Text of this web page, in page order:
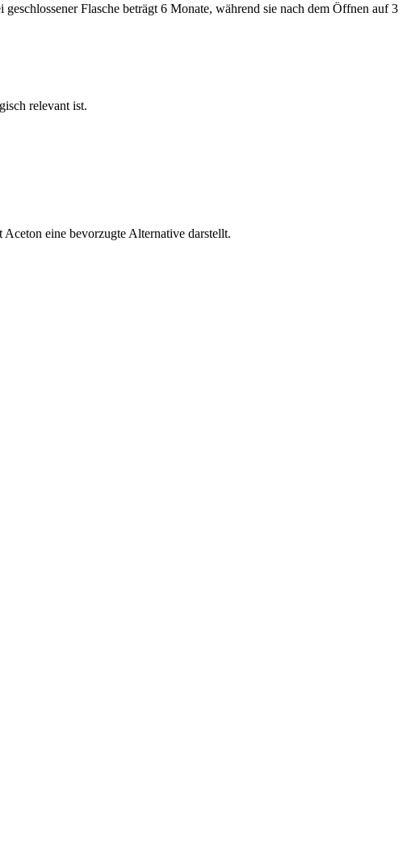
Flasche beträgt 6 Monate, während sie nach dem Öffnen auf 3
relevant ist.
eine bevorzugte Alternative darstellt.